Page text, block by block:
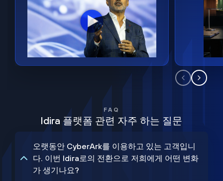
FAQ
Idira 플랫폼 관련 자주 하는 질문
오랫동안 CyberArk를 이용하고 있는 고객입니
다. 이번 Idira로의 전환으로 저희에게 어떤 변화
가 생기나요?